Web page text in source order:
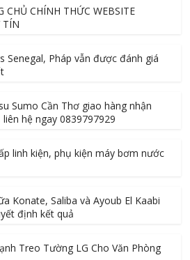
CHỦ CHÍNH THỨC WEBSITE
TÍN
Senegal, Pháp vẫn được đánh giá
Sumo Cần Thơ giao hàng nhận
hệ ngay 0839797929
linh kiện, phụ kiện máy bơm nước
Konate, Saliba và Ayoub El Kaabi
định kết quả
Treo Tường LG Cho Văn Phòng